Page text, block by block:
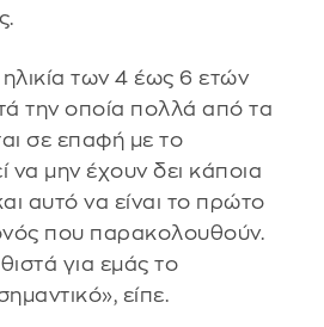
των 4 έως 6 ετών
την οποία πολλά από τα
σε επαφή με το
μην έχουν δει κάποια
αυτό να είναι το πρώτο
που παρακολουθούν.
για εμάς το
είπε.